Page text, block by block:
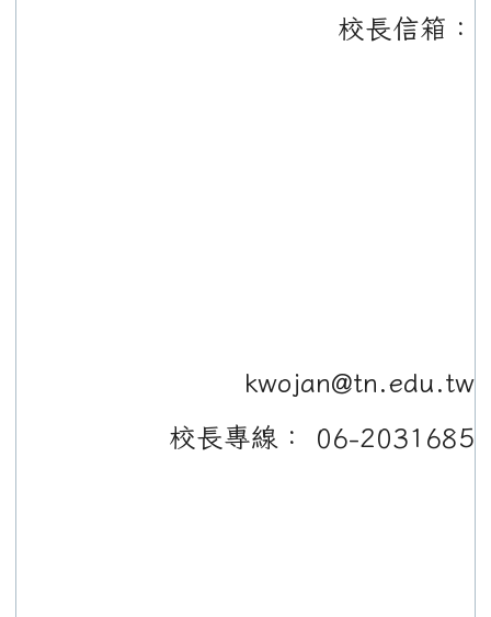
校長信箱：
kwojan@tn.edu.tw
校長專線： 06-2031685